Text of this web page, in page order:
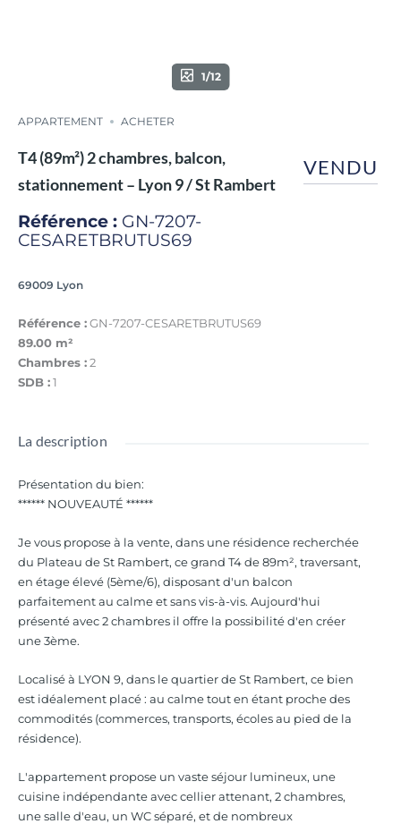
1/12
APPARTEMENT ACHETER
T4 (89m²) 2 chambres, balcon,
stationnement – Lyon 9 / St Rambert
Référence : GN-7207-
CESARETBRUTUS69
69009 Lyon
Référence :GN-7207-CESARETBRUTUS69
89.00 m²
Chambres :2
SDB :1
VENDU
La description
Présentation du bien:
****** NOUVEAUTÉ ******
Je vous propose à la vente, dans une résidence recherchée
du Plateau de St Rambert, ce grand T4 de 89m², traversant,
en étage élevé (5ème/6), disposant d'un balcon
parfaitement au calme et sans vis-à-vis. Aujourd'hui
présenté avec 2 chambres il offre la possibilité d'en créer
une 3ème.
Localisé à LYON 9, dans le quartier de St Rambert, ce bien
est idéalement placé : au calme tout en étant proche des
commodités (commerces, transports, écoles au pied de la
résidence).
L'appartement propose un vaste séjour lumineux, une
cuisine indépendante avec cellier attenant, 2 chambres,
une salle d'eau, un WC séparé, et de nombreux